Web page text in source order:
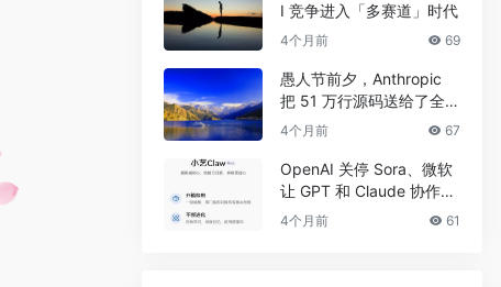
I 竞争进入「多赛道」时代
4个月前 69
愚人节前夕，Anthropic
把 51 万行源码送给了全世
界
4个月前 67
OpenAI 关停 Sora、微软
让 GPT 和 Claude 协作，
AI 圈这周发生了什么？
4个月前 61